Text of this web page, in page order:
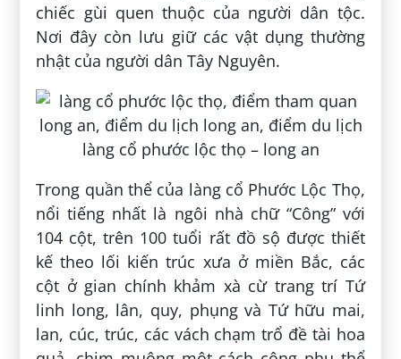
chiếc gùi quen thuộc của người dân tộc.
Nơi đây còn lưu giữ các vật dụng thường
nhật của người dân Tây Nguyên.
Trong quần thể của làng cổ Phước Lộc Thọ,
nổi tiếng nhất là ngôi nhà chữ “Công” với
104 cột, trên 100 tuổi rất đồ sộ được thiết
kế theo lối kiến trúc xưa ở miền Bắc, các
cột ở gian chính khảm xà cừ trang trí Tứ
linh long, lân, quy, phụng và Tứ hữu mai,
lan, cúc, trúc, các vách chạm trổ đề tài hoa